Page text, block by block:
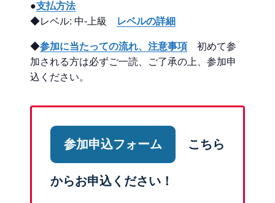
●支払方法
◆レベル: 中-上級
レベルの詳細
◆参加に当たっての流れ、注意事項 初めて参
加される方は必ずご一読、ご了承の上、参加申
込ください。
参加申込フォーム こちら
からお申込ください！